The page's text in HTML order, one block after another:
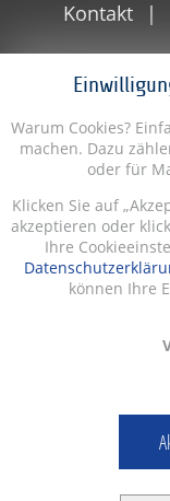
Warum Cookies?
machen. Dazu
oder für
Klicken Sie auf
akzeptieren oder
Ihre
können Ihre
Kontakt